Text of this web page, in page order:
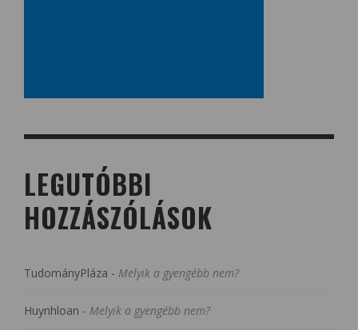
LEGUTÓBBI
HOZZÁSZÓLÁSOK
TudományPláza - Melyik a gyengébb nem?
Huynhloan - Melyik a gyengébb nem?